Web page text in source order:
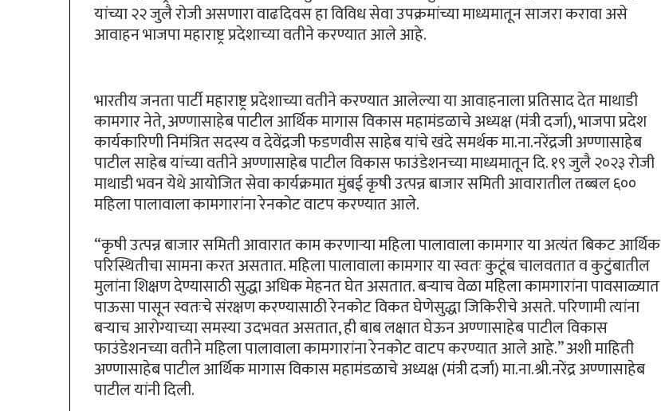
यांच्या २२ जुलै रोजी असणारा वाढदिवस हा विविध सेवा उपक्रमांच्या माध्यमातून साजरा करावा असे
आवाहन भाजपा महाराष्ट्र प्रदेशाच्या वतीने करण्यात आले आहे.
भारतीय जनता पार्टी महाराष्ट्र प्रदेशाच्या वतीने करण्यात आलेल्या या आवाहनाला प्रतिसाद देत माथाडी
कामगार नेते, अण्णासाहेब पाटील आर्थिक मागास विकास महामंडळाचे अध्यक्ष (मंत्री दर्जा), भाजपा प्रदेश
कार्यकारिणी निमंत्रित सदस्य व देवेंद्रजी फडणवीस साहेब यांचे खंदे समर्थक मा.ना.नरेंद्रजी अण्णासाहेब
पाटील साहेब यांच्या वतीने अण्णासाहेब पाटील विकास फाउंडेशनच्या माध्यमातून दि. १९ जुलै २०२३ रोजी
माथाडी भवन येथे आयोजित सेवा कार्यक्रमात मुंबई कृषी उत्पन्न बाजार समिती आवारातील तब्बल ६००
महिला पालावाला कामगारांना रेनकोट वाटप करण्यात आले.
“कृषी उत्पन्न बाजार समिती आवारात काम करणाऱ्या महिला पालावाला कामगार या अत्यंत बिकट आर्थिक
परिस्थितीचा सामना करत असतात. महिला पालावाला कामगार या स्वतः कुटूंब चालवतात व कुटुंबातील
मुलांना शिक्षण देण्यासाठी सुद्धा अधिक मेहनत घेत असतात. बऱ्याच वेळा महिला कामगारांना पावसाळ्यात
पाऊसा पासून स्वतःचे संरक्षण करण्यासाठी रेनकोट विकत घेणेसुद्धा जिकिरीचे असते. परिणामी त्यांना
बऱ्याच आरोग्याच्या समस्या उदभवत असतात, ही बाब लक्षात घेऊन अण्णासाहेब पाटील विकास
फाउंडेशनच्या वतीने महिला पालावाला कामगारांना रेनकोट वाटप करण्यात आले आहे.” अशी माहिती
अण्णासाहेब पाटील आर्थिक मागास विकास महामंडळाचे अध्यक्ष (मंत्री दर्जा) मा.ना.श्री.नरेंद्र अण्णासाहेब
पाटील यांनी दिली.